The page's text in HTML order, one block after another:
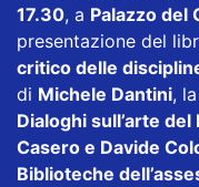
17.30, a Palazzo del
presentazione del
critico delle
di Michele Dantini,
Dialoghi sull’arte
Casero e Davide
Biblioteche